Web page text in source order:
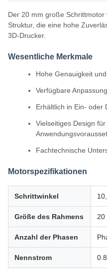
Der 20 mm große
Struktur, die eine hohe
3D-Drucker.
Wesentliche Merkmale
Hohe Genauigkeit
Verfügbare
Erhältlich in Ein- oder
Vielseitiges Design
Fachtechnische
Motorspezifikationen
Schrittwinkel
Größe des Rahmens 20
Anzahl der Phasen
Nennstrom